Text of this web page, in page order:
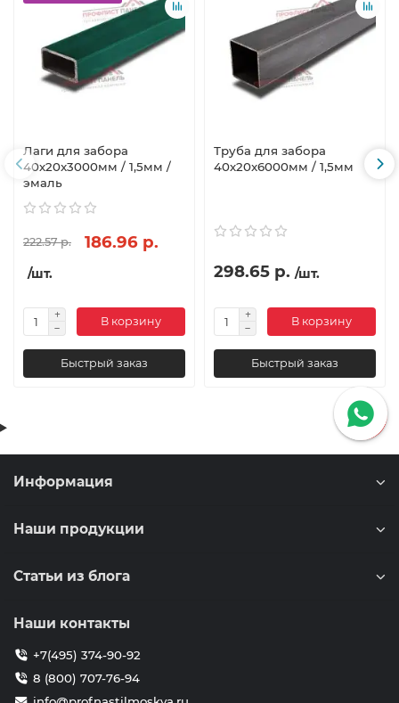
Лаги для забора
40х20x3000мм / 1,5мм /
эмаль
222.57 р. 186.96 р.
/шт.
В корзину
Быстрый заказ
Труба для забора
40х20x6000мм / 1,5мм
298.65 р. /шт.
В корзину
Быстрый заказ
Информация
Наши продукции
Статьи из блога
Наши контакты
+7(495) 374-90-92
8 (800) 707-76-94